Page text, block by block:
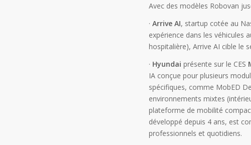
Avec des modèles Robovan
· Arrive AI, startup cotée au
expérience dans les véhicules
hospitalière), Arrive AI cible le
· Hyundai présente sur le CES
IA conçue pour plusieurs
spécifiques, comme MobED
environnements mixtes
plateforme de mobilité
développé depuis 4 ans, est
professionnels et quotidiens.